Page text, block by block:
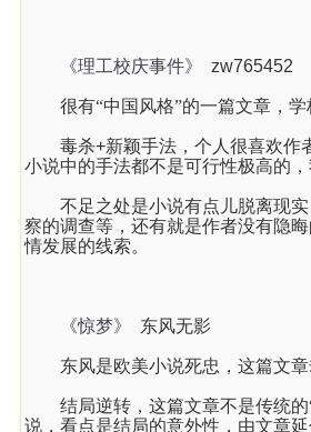
《理工校庆事件》 zw765452
很有“中国风格”的一篇文章，
毒杀+新颖手法，个人很喜欢作
小说中的手法都不是可行性极高的
不足之处是小说有点儿脱离现
察的调查等，还有就是作者没有隐
情发展的线索。
《惊梦》 东风无影
东风是欧美小说死忠，这篇文章
结局逆转，这篇文章不是传统
说，看点是结局的意外性，由文章